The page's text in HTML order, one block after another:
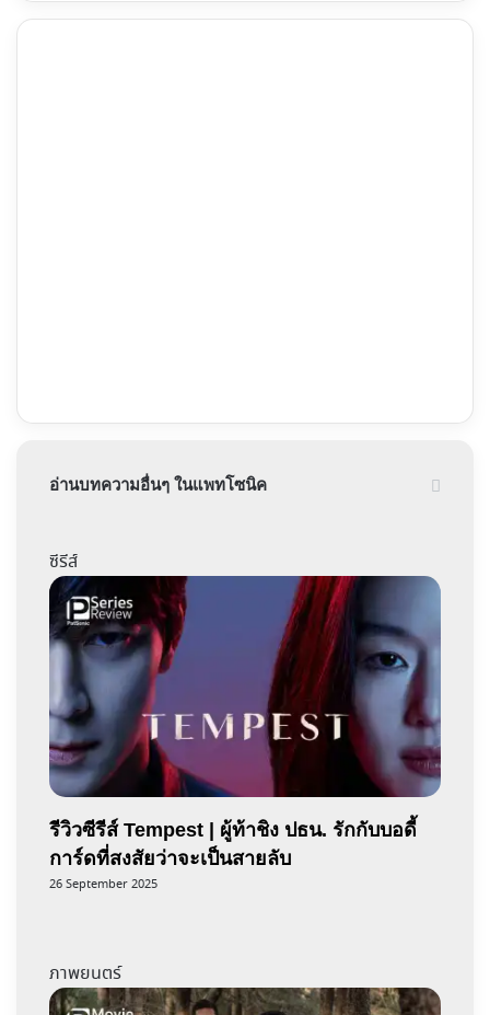
อ่านบทความอื่นๆ ในแพทโซนิค
ซีรีส์
รีวิวซีรีส์ Tempest | ผู้ท้าชิง ปธน. รักกับบอดี้
การ์ดที่สงสัยว่าจะเป็นสายลับ
26 September 2025
ภาพยนตร์